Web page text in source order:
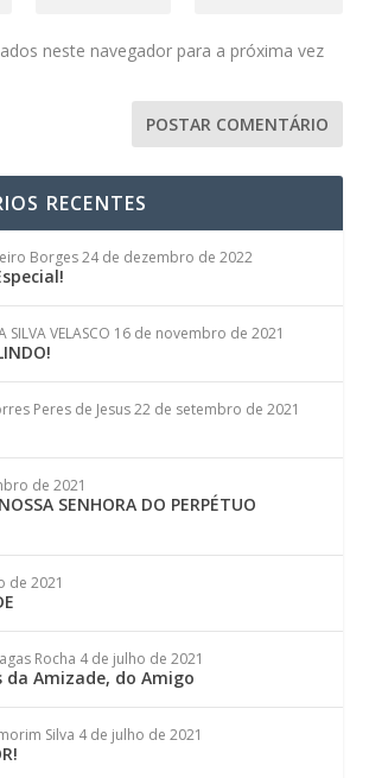
neste navegador para a próxima vez
RECENTES
Borges 24 de dezembro de 2022
SILVA VELASCO 16 de novembro de 2021
Peres de Jesus 22 de setembro de 2021
de 2021
SENHORA DO PERPÉTUO
de 2021
Rocha 4 de julho de 2021
da Amizade, do Amigo
Silva 4 de julho de 2021